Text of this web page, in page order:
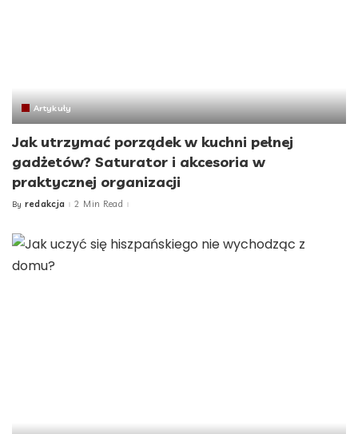
Artykuły
Jak utrzymać porządek w kuchni pełnej
gadżetów? Saturator i akcesoria w
praktycznej organizacji
Posted
By redakcja 2 Min Read